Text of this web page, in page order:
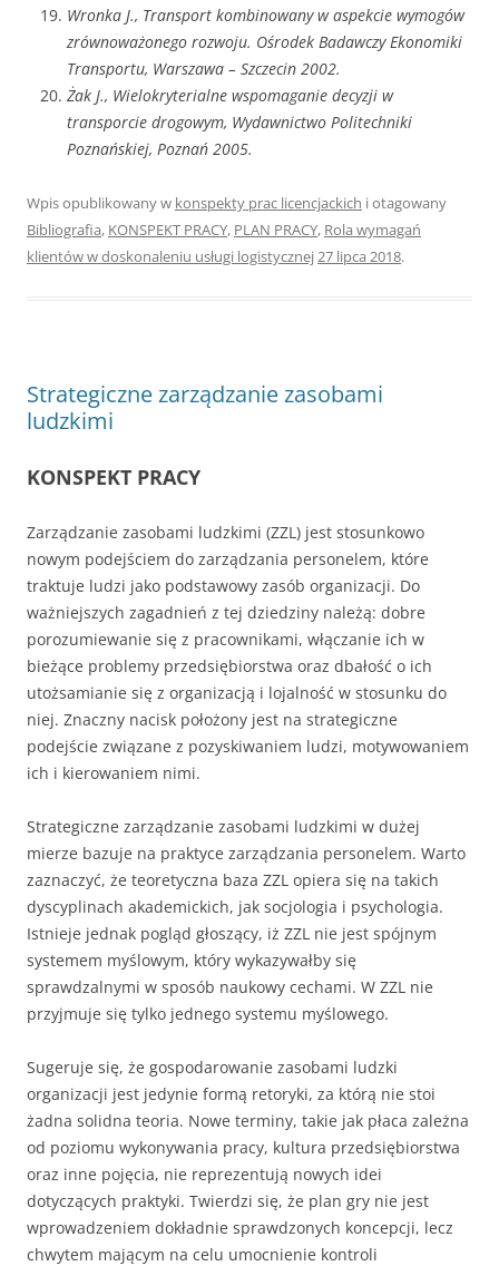
Wronka J., Transport kombinowany w aspekcie wymogów
zrównoważonego rozwoju. Ośrodek Badawczy Ekonomiki
Transportu, Warszawa – Szczecin 2002.
Żak J., Wielokryterialne wspomaganie decyzji w
transporcie drogowym, Wydawnictwo Politechniki
Poznańskiej, Poznań 2005.
Wpis opublikowany w konspekty prac licencjackich i otagowany
Bibliografia, KONSPEKT PRACY, PLAN PRACY, Rola wymagań
klientów w doskonaleniu usługi logistycznej27 lipca 2018.
Strategiczne zarządzanie zasobami
ludzkimi
KONSPEKT PRACY
Zarządzanie zasobami ludzkimi (ZZL) jest stosunkowo
nowym podejściem do zarządzania personelem, które
traktuje ludzi jako podstawowy zasób organizacji. Do
ważniejszych zagadnień z tej dziedziny należą: dobre
porozumiewanie się z pracownikami, włączanie ich w
bieżące problemy przedsiębiorstwa oraz dbałość o ich
utożsamianie się z organizacją i lojalność w stosunku do
niej. Znaczny nacisk położony jest na strategiczne
podejście związane z pozyskiwaniem ludzi, motywowaniem
ich i kierowaniem nimi.
Strategiczne zarządzanie zasobami ludzkimi w dużej
mierze bazuje na praktyce zarządzania personelem. Warto
zaznaczyć, że teoretyczna baza ZZL opiera się na takich
dyscyplinach akademickich, jak socjologia i psychologia.
Istnieje jednak pogląd głoszący, iż ZZL nie jest spójnym
systemem myślowym, który wykazywałby się
sprawdzalnymi w sposób naukowy cechami. W ZZL nie
przyjmuje się tylko jednego systemu myślowego.
Sugeruje się, że gospodarowanie zasobami ludzki
organizacji jest jedynie formą retoryki, za którą nie stoi
żadna solidna teoria. Nowe terminy, takie jak płaca zależna
od poziomu wykonywania pracy, kultura przedsiębiorstwa
oraz inne pojęcia, nie reprezentują nowych idei
dotyczących praktyki. Twierdzi się, że plan gry nie jest
wprowadzeniem dokładnie sprawdzonych koncepcji, lecz
chwytem mającym na celu umocnienie kontroli